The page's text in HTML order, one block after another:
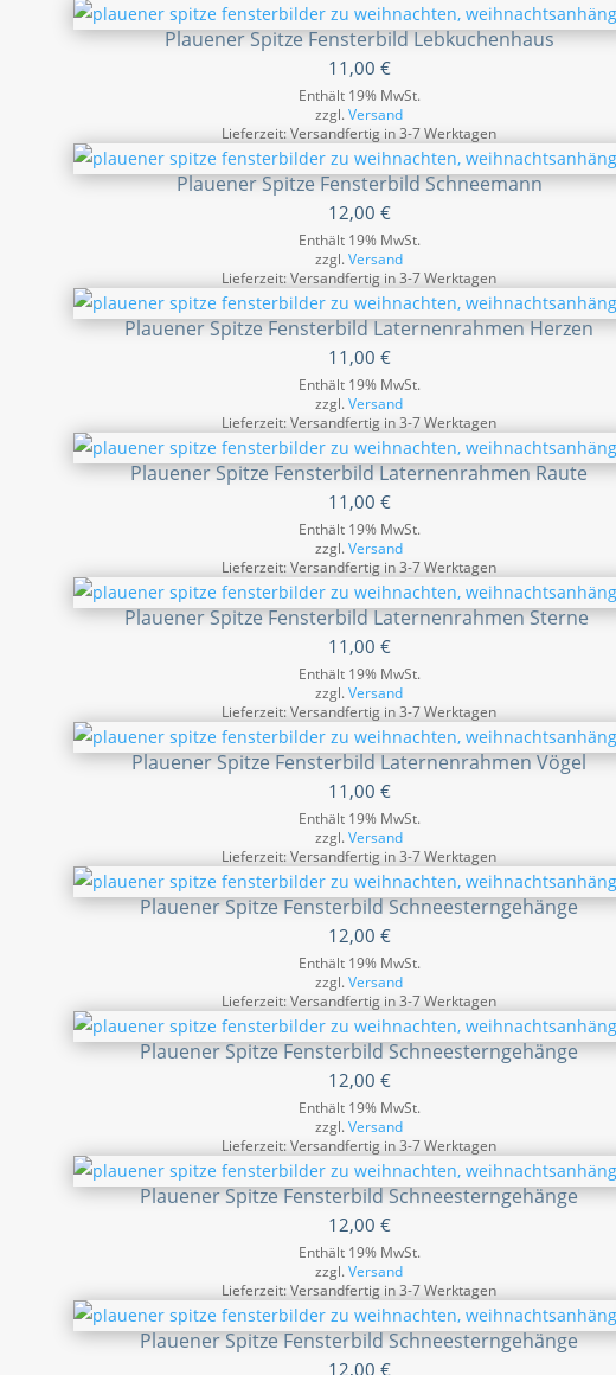
Plauener Spitze Fensterbild Lebkuchenhaus
11,00 €
Enthält 19% MwSt.
zzgl.Versand
Lieferzeit: Versandfertig in 3-7 Werktagen
Plauener Spitze Fensterbild Schneemann
12,00 €
Enthält 19% MwSt.
zzgl.Versand
Lieferzeit: Versandfertig in 3-7 Werktagen
Plauener Spitze Fensterbild Laternenrahmen Herzen
11,00 €
Enthält 19% MwSt.
zzgl.Versand
Lieferzeit: Versandfertig in 3-7 Werktagen
Plauener Spitze Fensterbild Laternenrahmen Raute
11,00 €
Enthält 19% MwSt.
zzgl.Versand
Lieferzeit: Versandfertig in 3-7 Werktagen
Plauener Spitze Fensterbild Laternenrahmen Sterne
11,00 €
Enthält 19% MwSt.
zzgl.Versand
Lieferzeit: Versandfertig in 3-7 Werktagen
Plauener Spitze Fensterbild Laternenrahmen Vögel
11,00 €
Enthält 19% MwSt.
zzgl.Versand
Lieferzeit: Versandfertig in 3-7 Werktagen
Plauener Spitze Fensterbild Schneesterngehänge
12,00 €
Enthält 19% MwSt.
zzgl.Versand
Lieferzeit: Versandfertig in 3-7 Werktagen
Plauener Spitze Fensterbild Schneesterngehänge
12,00 €
Enthält 19% MwSt.
zzgl.Versand
Lieferzeit: Versandfertig in 3-7 Werktagen
Plauener Spitze Fensterbild Schneesterngehänge
12,00 €
Enthält 19% MwSt.
zzgl.Versand
Lieferzeit: Versandfertig in 3-7 Werktagen
Plauener Spitze Fensterbild Schneesterngehänge
12,00 €